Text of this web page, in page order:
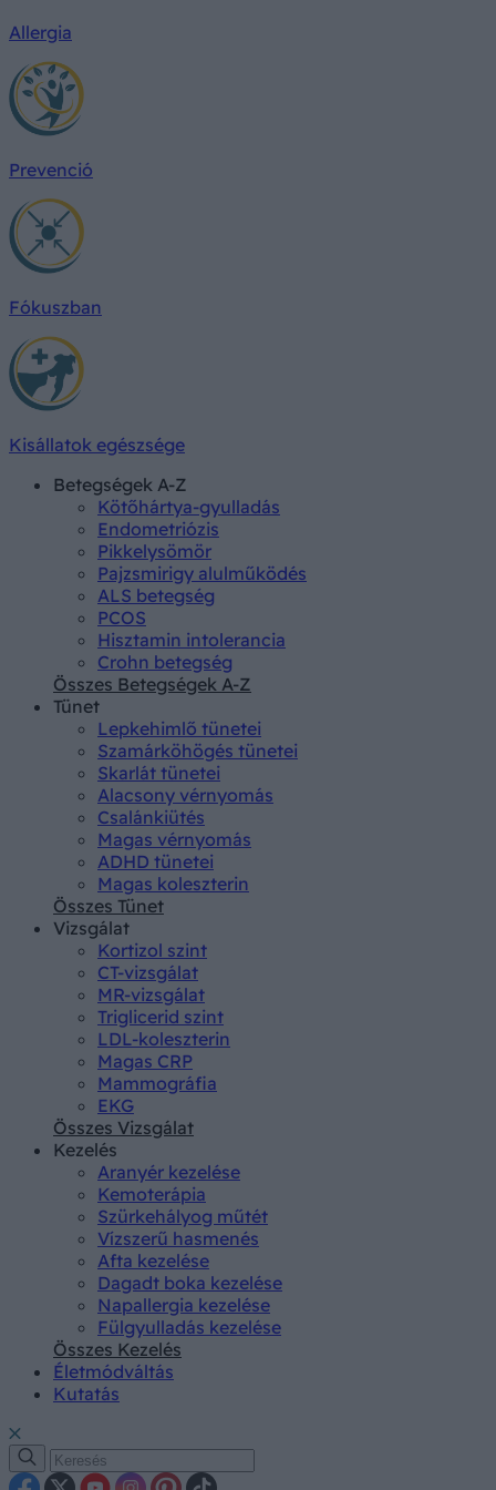
Allergia
Prevenció
Fókuszban
Kisállatok egészsége
Betegségek A-Z
Kötőhártya-gyulladás
Endometriózis
Pikkelysömör
Pajzsmirigy alulműködés
ALS betegség
PCOS
Hisztamin intolerancia
Crohn betegség
Összes Betegségek A-Z
Tünet
Lepkehimlő tünetei
Szamárköhögés tünetei
Skarlát tünetei
Alacsony vérnyomás
Csalánkiütés
Magas vérnyomás
ADHD tünetei
Magas koleszterin
Összes Tünet
Vizsgálat
Kortizol szint
CT-vizsgálat
MR-vizsgálat
Triglicerid szint
LDL-koleszterin
Magas CRP
Mammográfia
EKG
Összes Vizsgálat
Kezelés
Aranyér kezelése
Kemoterápia
Szürkehályog műtét
Vízszerű hasmenés
Afta kezelése
Dagadt boka kezelése
Napallergia kezelése
Fülgyulladás kezelése
Összes Kezelés
Életmódváltás
Kutatás